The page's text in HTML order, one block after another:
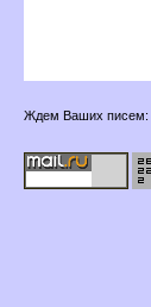
Ждем Ваших писем: